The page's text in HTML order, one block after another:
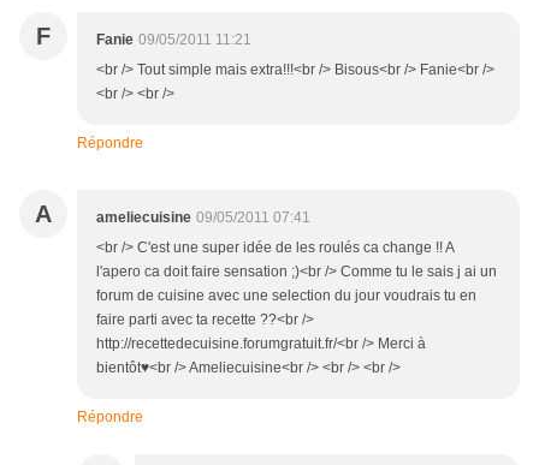
F Fanie 09/05/2011 11:21
<br /> Tout simple mais extra!!!<br /> Bisous<br /> Fanie<br />
<br /> <br />
Répondre
A ameliecuisine 09/05/2011 07:41
<br /> C'est une super idée de les roulés ca change !! A
l'apero ca doit faire sensation ;)<br /> Comme tu le sais j ai un
forum de cuisine avec une selection du jour voudrais tu en
faire parti avec ta recette ??<br />
http://recettedecuisine.forumgratuit.fr/<br /> Merci à
bientôt♥<br /> Ameliecuisine<br /> <br /> <br />
Répondre